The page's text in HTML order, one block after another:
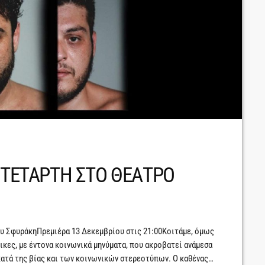
ΣΤΟ ΘΕΑΤΡΟ
13 Δεκεμβρίου στις 21:00Κοιτάμε, όμως
με έντονα κοινωνικά μηνύματα, που ακροβατεί ανάμεσα
της βίας και των κοινωνικών στερεοτύπων. Ο καθένας